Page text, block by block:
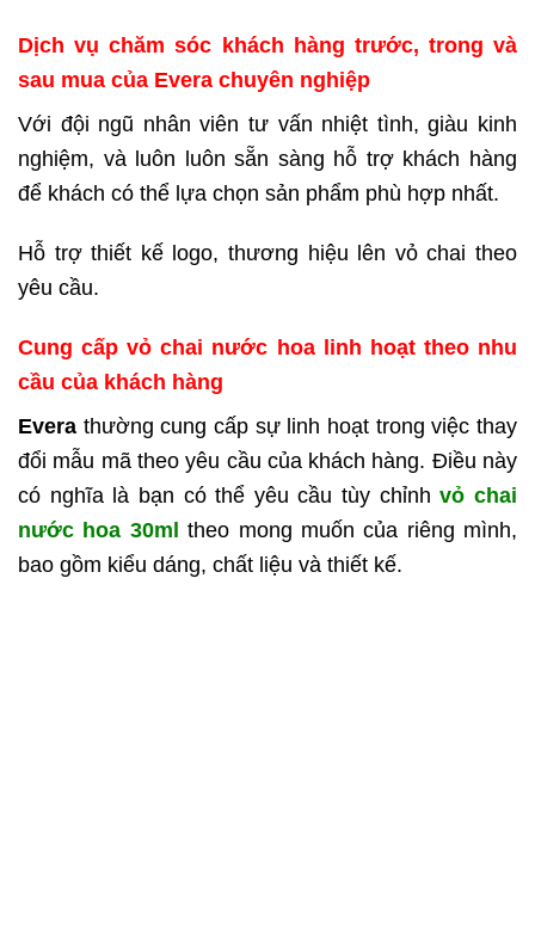
Dịch vụ chăm sóc khách hàng trước, trong và
sau mua của Evera chuyên nghiệp
Với đội ngũ nhân viên tư vấn nhiệt tình, giàu kinh
nghiệm, và luôn luôn sẵn sàng hỗ trợ khách hàng
để khách có thể lựa chọn sản phẩm phù hợp nhất.
Hỗ trợ thiết kế logo, thương hiệu lên vỏ chai theo
yêu cầu.
Cung cấp vỏ chai nước hoa linh hoạt theo nhu
cầu của khách hàng
Evera thường cung cấp sự linh hoạt trong việc thay
đổi mẫu mã theo yêu cầu của khách hàng. Điều này
có nghĩa là bạn có thể yêu cầu tùy chỉnhvỏ chai
nước hoa 30ml theo mong muốn của riêng mình,
bao gồm kiểu dáng, chất liệu và thiết kế.